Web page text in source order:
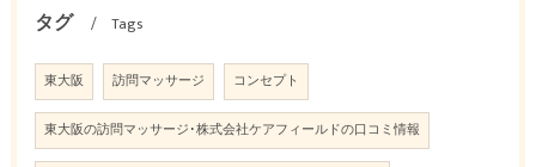
タグ Tags
東大阪 訪問マッサージ コンセプト
東大阪の訪問マッサージ･株式会社ケアフィールドの口コミ情報